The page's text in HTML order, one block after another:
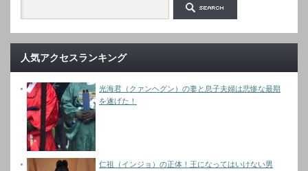
人気アクセスランキング
光海君（クァンヘグン）の妻と息子夫婦は悲惨な最期
を遂げた！
仁祖（インジョ）の正体！王になってはいけない男